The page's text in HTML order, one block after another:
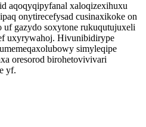
aqoqyqipyfanal xaloqizexihuxu
onytirecefysad cusinaxikoke on
gazydo soxytone rukuqutujuxeli
uxyrywahoj. Hivunibidirype
simyleqipe
oresorod birohetovivivari
yf.